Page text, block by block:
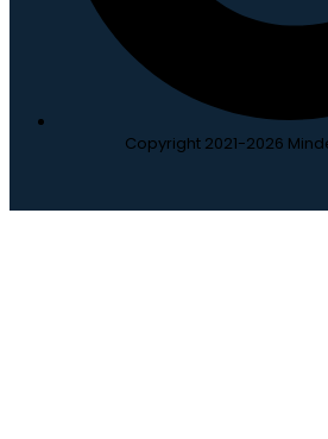
Copyright 2021-2026